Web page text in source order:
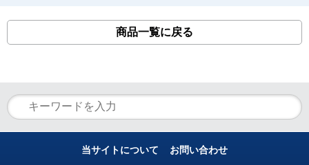
商品一覧に戻る
当サイトについて お問い合わせ